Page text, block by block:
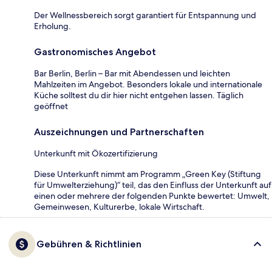
Der Wellnessbereich sorgt garantiert für Entspannung und
Erholung.
Gastronomisches Angebot
Bar Berlin, Berlin – Bar mit Abendessen und leichten
Mahlzeiten im Angebot. Besonders lokale und internationale
Küche solltest du dir hier nicht entgehen lassen. Täglich
geöffnet
Auszeichnungen und Partnerschaften
Unterkunft mit Ökozertifizierung
Diese Unterkunft nimmt am Programm „Green Key (Stiftung
für Umwelterziehung)“ teil, das den Einfluss der Unterkunft auf
einen oder mehrere der folgenden Punkte bewertet: Umwelt,
Gemeinwesen, Kulturerbe, lokale Wirtschaft.
Gebühren & Richtlinien